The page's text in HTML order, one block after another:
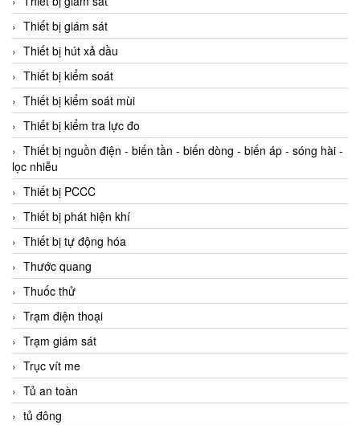
Thiết bị giám sát
Thiết bị hút xả dầu
Thiết bị kiểm soát
Thiết bị kiểm soát mùi
Thiết bị kiểm tra lực đo
Thiết bị nguồn điện - biến tần - biến dòng - biến áp - sóng hài -
lọc nhiễu
Thiết bị PCCC
Thiết bị phát hiện khí
Thiết bị tự động hóa
Thước quang
Thuốc thử
Trạm điện thoại
Trạm giám sát
Trục vít me
Tủ an toàn
tủ đông